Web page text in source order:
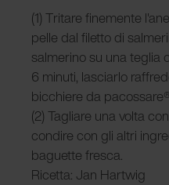
(1) Tritare finemente
pelle dal filetto di
salmerino su una teglia
6 minuti, lasciarlo
bicchiere da
(2) Tagliare una volta
condire con gli altri
baguette fresca.
Ricetta: Jan Hartwig